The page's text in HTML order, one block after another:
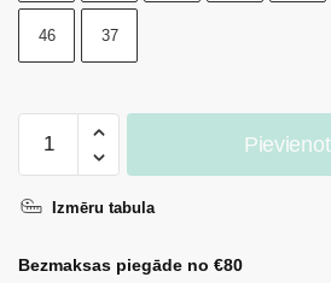
46 37
sporta
LOTTO
2400250U
Izmēru tabula
Bezmaksas piegāde no €80